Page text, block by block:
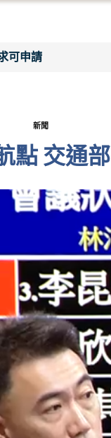
可申請
新聞
點 交通